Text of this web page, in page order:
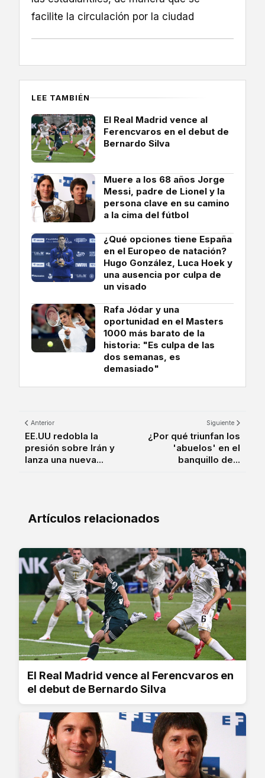
facilite la circulación por la ciudad
LEE TAMBIÉN
El Real Madrid vence al
Ferencvaros en el debut de
Bernardo Silva
Muere a los 68 años Jorge
Messi, padre de Lionel y la
persona clave en su camino
a la cima del fútbol
¿Qué opciones tiene España
en el Europeo de natación?
Hugo González, Luca Hoek y
una ausencia por culpa de
un visado
Rafa Jódar y una
oportunidad en el Masters
1000 más barato de la
historia: "Es culpa de las
dos semanas, es
demasiado"
Anterior
EE.UU redobla la
presión sobre Irán y
lanza una nueva...
Siguiente
¿Por qué triunfan los
'abuelos' en el
banquillo de...
Artículos relacionados
El Real Madrid vence al Ferencvaros en
el debut de Bernardo Silva